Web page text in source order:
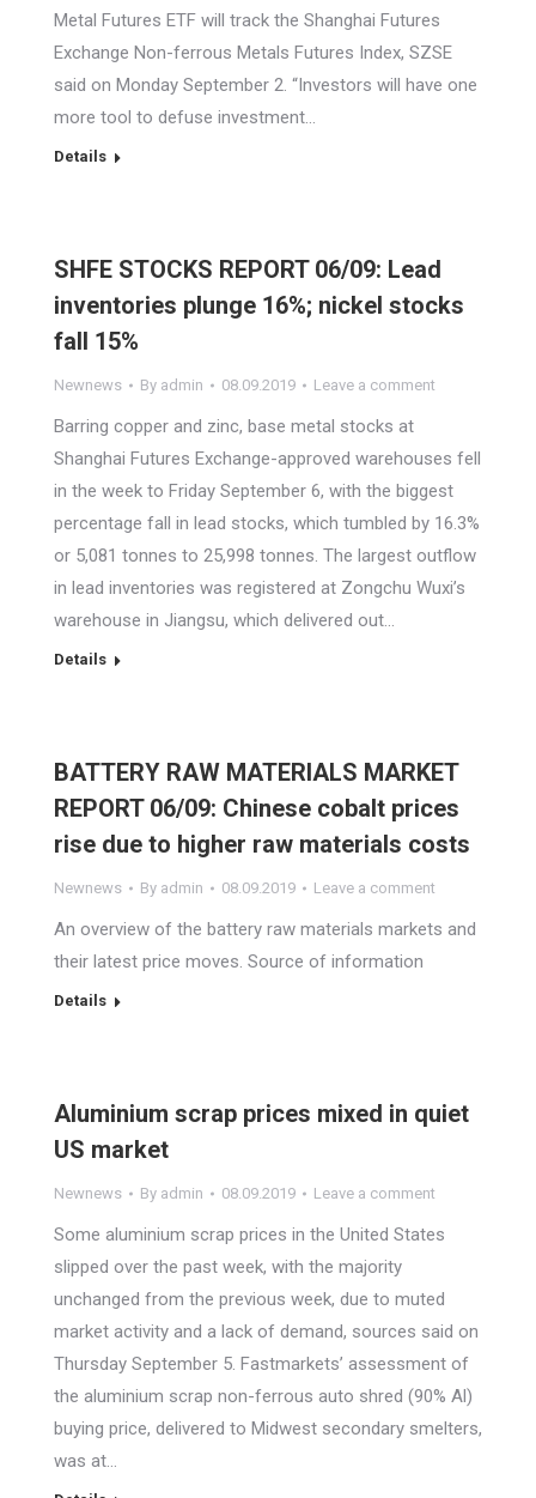
Metal Futures ETF will track the Shanghai Futures
Exchange Non-ferrous Metals Futures Index, SZSE
said on Monday September 2. “Investors will have one
more tool to defuse investment…
Details
SHFE STOCKS REPORT 06/09: Lead
inventories plunge 16%; nickel stocks
fall 15%
Newnews By admin 08.09.2019 Leave a comment
Barring copper and zinc, base metal stocks at
Shanghai Futures Exchange-approved warehouses fell
in the week to Friday September 6, with the biggest
percentage fall in lead stocks, which tumbled by 16.3%
or 5,081 tonnes to 25,998 tonnes. The largest outflow
in lead inventories was registered at Zongchu Wuxi’s
warehouse in Jiangsu, which delivered out…
Details
BATTERY RAW MATERIALS MARKET
REPORT 06/09: Chinese cobalt prices
rise due to higher raw materials costs
Newnews By admin 08.09.2019 Leave a comment
An overview of the battery raw materials markets and
their latest price moves. Source of information
Details
Aluminium scrap prices mixed in quiet
US market
Newnews By admin 08.09.2019 Leave a comment
Some aluminium scrap prices in the United States
slipped over the past week, with the majority
unchanged from the previous week, due to muted
market activity and a lack of demand, sources said on
Thursday September 5. Fastmarkets’ assessment of
the aluminium scrap non-ferrous auto shred (90% Al)
buying price, delivered to Midwest secondary smelters,
was at…